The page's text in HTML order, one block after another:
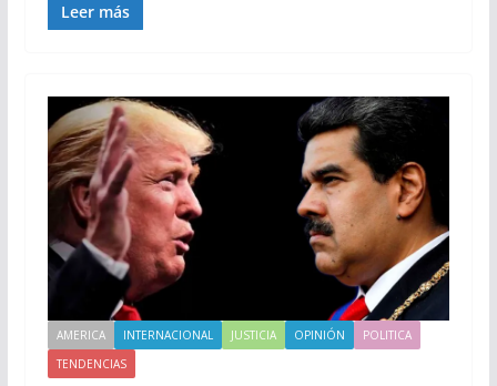
Leer más
AMERICA INTERNACIONAL JUSTICIA OPINIÓN
POLITICA
TENDENCIAS